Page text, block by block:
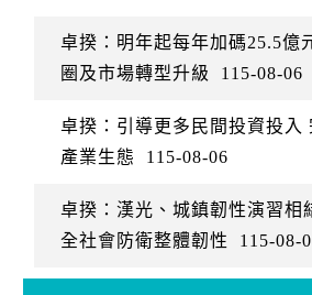
卓揆：明年起每年加碼25.5億
圈及市場轉型升級
115-08-06
卓揆：引導更多民間投資投入
產業生態
115-08-06
卓揆：漢光、城鎮韌性演習相
全社會防衛整體韌性
115-08-